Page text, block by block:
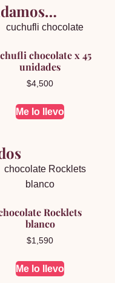
chocolate x 45
unidades
$4,500
Me lo llevo
Rocklets
blanco
$1,590
Me lo llevo